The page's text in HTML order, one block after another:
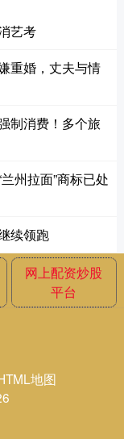
艺考
重婚，丈夫与情
制消费！多个旅
州拉面”商标已处
续领跑
网上配资炒股
平台
地图